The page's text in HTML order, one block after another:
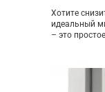
Хотите
идеальный
– это простое